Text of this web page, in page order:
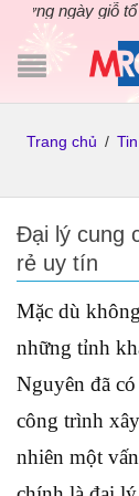
ngày giỗ tổ
Trang chủ /
Đại lý cung
rẻ uy tín
Mặc dù
những tỉnh
Nguyên đã
công trình
nhiên một